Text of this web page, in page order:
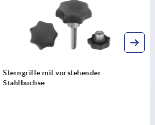
Sterngriffe mit vorstehender
Stahlbuchse